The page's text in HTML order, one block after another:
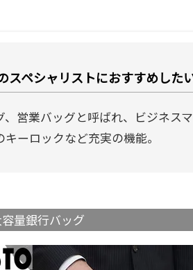
スペシャリストにおすすめした
、営業バッグと呼ばれ、ビジネス
ーロックなど充実の機能。
量銀行バッグ